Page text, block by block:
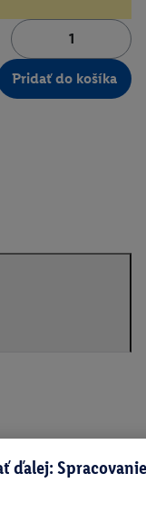
Pridať do košíka
ďalej: